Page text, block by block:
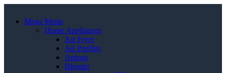
Mega Menu
Home Appliances
Air Fryer
Air Purifier
Antena
Blender